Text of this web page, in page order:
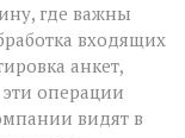
где важны
входящих
анкет,
операции
видят в